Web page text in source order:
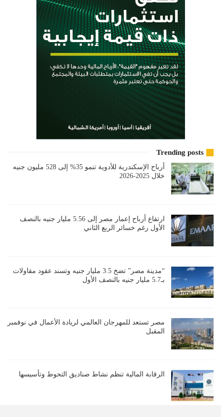
Trending posts
أرباح الإسكندرية للأدوية تنمو 35% إلى 528 مليون جنيه
خلال 2025-2026
ارتفاع أرباح إعمار مصر إلى 5.56 مليار جنيه بالنصف
الأول رغم خسائر الربع الثاني
“مدينة مصر” تضخ 3.5 مليار جنيه وتسند عقود مقاولات
بـ5.7 مليار جنيه بالنصف الأول
مصر تستعد للمهرجان العالمي لريادة الأعمال في نوفمبر
المقبل
الرقابة المالية تنظم نشاط صناديق التحوط وتأسيسها